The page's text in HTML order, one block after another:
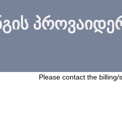
Please contact the